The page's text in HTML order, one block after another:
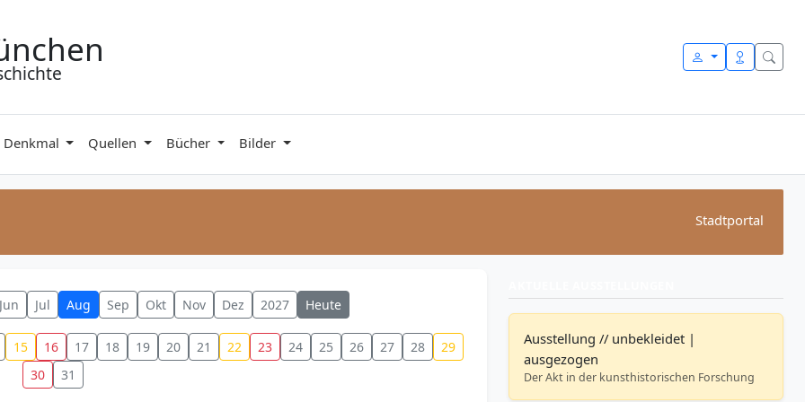
Denkmal Quellen Bücher Bilder
Stadtportal
Jun Jul Aug Sep Okt Nov Dez 2027 Heute
15 16 17 18 19 20 21 22 23 24 25 26 27 28
29
30
31
Ausstellung // unbekleidet |
ausgezogen
Der Akt in der kunsthistorischen Forschung